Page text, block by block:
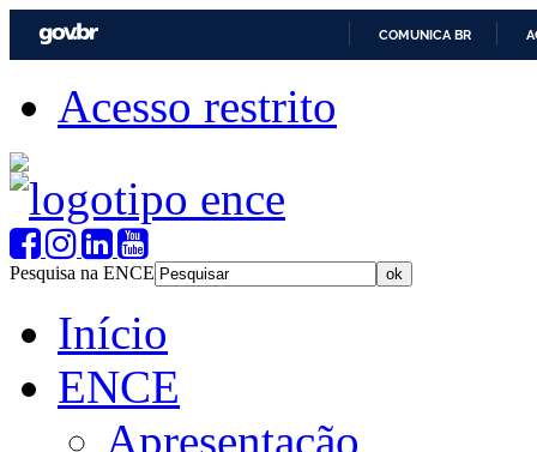
COMUNICA BR
Acesso restrito
Pesquisa na ENCE
Início
ENCE
Apresentação